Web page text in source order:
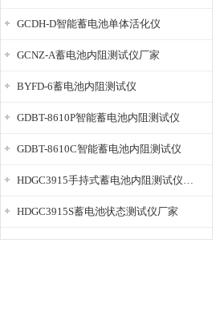
GCDH-D智能蓄电池单体活化仪
GCNZ-A蓄电池内阻测试仪厂家
BYFD-6蓄电池内阻测试仪
GDBT-8610P智能蓄电池内阻测试仪
GDBT-8610C智能蓄电池内阻测试仪
HDGC3915手持式蓄电池内阻测试仪厂家
HDGC3915S蓄电池状态测试仪厂家